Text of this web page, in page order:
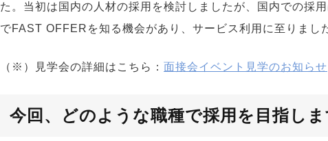
た。当初は国内の人材の採用を検討しましたが、国内での採
でFAST OFFERを知る機会があり、サービス利用に至りまし
（※）見学会の詳細はこちら： 面接会イベント見学のお知らせ
今回、どのような職種で採用を目指しま